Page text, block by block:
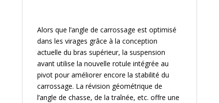
Alors que l’angle de carrossage est optimisé
dans les virages grâce à la conception
actuelle du bras supérieur, la suspension
avant utilise la nouvelle rotule intégrée au
pivot pour améliorer encore la stabilité du
carrossage. La révision géométrique de
l’angle de chasse, de la traînée, etc. offre une